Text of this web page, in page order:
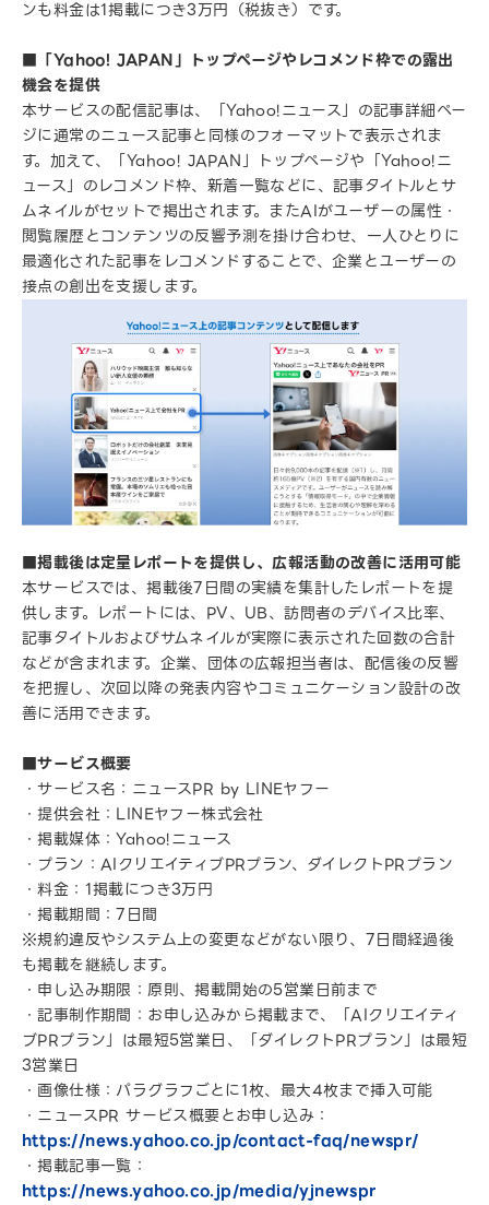
ンも料金は1掲載につき3万円（税抜き）です。
■「Yahoo! JAPAN」トップページやレコメンド枠での露出
機会を提供
本サービスの配信記事は、「Yahoo!ニュース」の記事詳細ペー
ジに通常のニュース記事と同様のフォーマットで表示されま
す。加えて、「Yahoo! JAPAN」トップページや「Yahoo!ニ
ュース」のレコメンド枠、新着一覧などに、記事タイトルとサ
ムネイルがセットで掲出されます。またAIがユーザーの属性・
閲覧履歴とコンテンツの反響予測を掛け合わせ、一人ひとりに
最適化された記事をレコメンドすることで、企業とユーザーの
接点の創出を支援します。
■掲載後は定量レポートを提供し、広報活動の改善に活用可能
本サービスでは、掲載後7日間の実績を集計したレポートを提
供します。レポートには、PV、UB、訪問者のデバイス比率、
記事タイトルおよびサムネイルが実際に表示された回数の合計
などが含まれます。企業、団体の広報担当者は、配信後の反響
を把握し、次回以降の発表内容やコミュニケーション設計の改
善に活用できます。
■サービス概要
・サービス名：ニュースPR by LINEヤフー
・提供会社：LINEヤフー株式会社
・掲載媒体：Yahoo!ニュース
・プラン：AIクリエイティブPRプラン、ダイレクトPRプラン
・料金：1掲載につき3万円
・掲載期間：7日間
※規約違反やシステム上の変更などがない限り、7日間経過後
も掲載を継続します。
・申し込み期限：原則、掲載開始の5営業日前まで
・記事制作期間：お申し込みから掲載まで、「AIクリエイティ
ブPRプラン」は最短5営業日、「ダイレクトPRプラン」は最短
3営業日
・画像仕様：パラグラフごとに1枚、最大4枚まで挿入可能
・ニュースPR サービス概要とお申し込み：
https://news.yahoo.co.jp/contact-faq/newspr/
・掲載記事一覧：
https://news.yahoo.co.jp/media/yjnewspr